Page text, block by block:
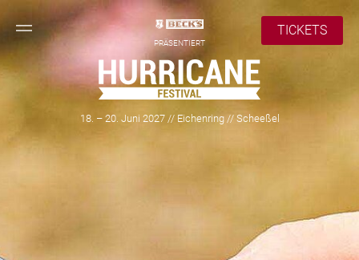
PRÄSENTIERT
TICKETS
18. – 20. Juni 2027 // Eichenring // Scheeßel